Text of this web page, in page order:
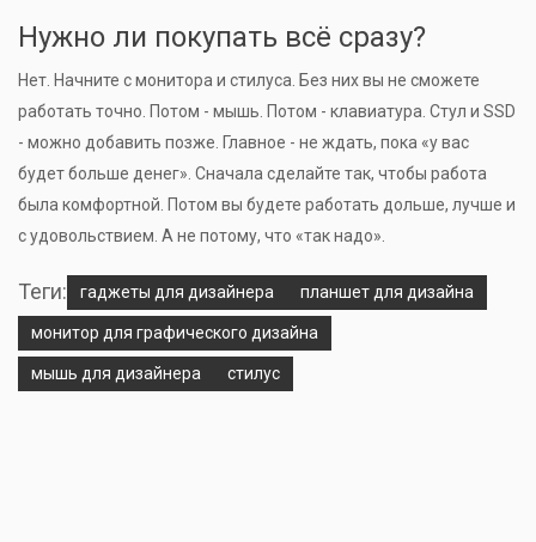
Нужно ли покупать всё сразу?
Нет. Начните с монитора и стилуса. Без них вы не сможете
работать точно. Потом - мышь. Потом - клавиатура. Стул и SSD
- можно добавить позже. Главное - не ждать, пока «у вас
будет больше денег». Сначала сделайте так, чтобы работа
была комфортной. Потом вы будете работать дольше, лучше и
с удовольствием. А не потому, что «так надо».
Теги: гаджеты для дизайнера планшет для дизайна
монитор для графического дизайна
мышь для дизайнера стилус